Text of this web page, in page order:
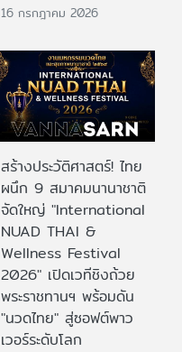
16 กรกฎาคม 2026
สร้างประวัติศาสตร์! ไทย
ผนึก 9 สมาคมนานาชาติ
จัดใหญ่ "International
NUAD THAI &
Wellness Festival
2026" เปิดเวทีชิงถ้วย
พระราชทานฯ พร้อมดัน
"นวดไทย" สู่ซอฟต์พาว
เวอร์ระดับโลก